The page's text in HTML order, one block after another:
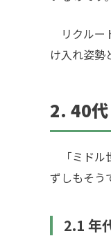
リクルー
け入れ姿勢
2. 40代
「ミドル
ずしもそう
2.1 年